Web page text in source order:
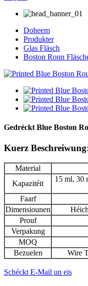
Doheem
Produkter
Glas Fläsch
Boston Ronn
Gedréckt Blue Boston
Kuerz
Material
Kapazitéit
15 ml, 30
Faarf
Dimensiounen
Prouf
Verpakung
MOQ
Bezuelen
Wire
Schéckt E-Mail un eis